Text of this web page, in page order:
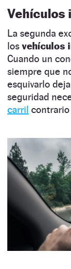
Vehículos
La segunda
los vehículos
Cuando un
siempre que
esquivarlo
seguridad
carril